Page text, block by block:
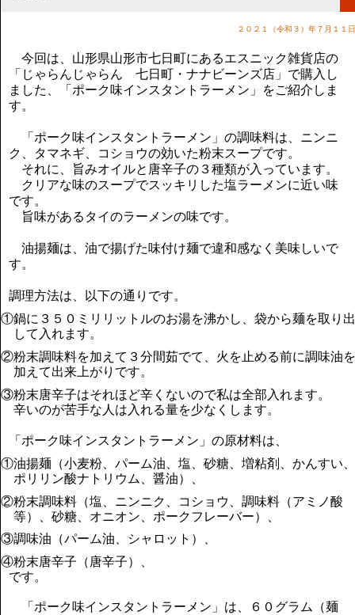
２０２１（令和３）年７月１１日
今回は、山形県山形市七日町にあるエスニック雑貨店の
「じゃらんじゃらん 七日町・ナナビーンズ店」で購入し
ました、「ポーク味インスタントラーメン」をご紹介しま
す。
「ポーク味インスタントラーメン」の調味料は、ニンニ
ク、タマネギ、コショウの効いた粉末スープです。
それに、旨みオイルと唐辛子の３種類が入っています。
クリアな味のスープでスッキリした塩ラーメンに近い味
です。
旨味があるタイのラーメンの味です。
油揚麺は、油で揚げた味付け麺で違和感なく美味しいで
す。
調理方法は、以下の通りです。
①鍋に３５０ミリリットルのお湯を沸かし、袋から麺を取り出
して入れます。
②粉末調味料を加えて３分間茹でて、火を止める前に調味油を
加えて出来上がりです。
③粉末唐辛子はそれほど辛くないので私は全部入れます。
辛いのが苦手な人は入れる量を少なくします。
「ポーク味インスタントラーメン」の原材料は、
①油揚麺（小麦粉、パーム油、塩、砂糖、増粘剤、かんすい、
ポリリン酸ナトリウム、醤油）、
②粉末調味料（塩、ニンニク、コショウ、調味料（アミノ酸
等）、砂糖、オニオン、ポークフレーバー）、
③調味油（パーム油、シャロット）、
④粉末唐辛子（唐辛子）、
です。
「ポーク味インスタントラーメン」は、６０グラム（麺